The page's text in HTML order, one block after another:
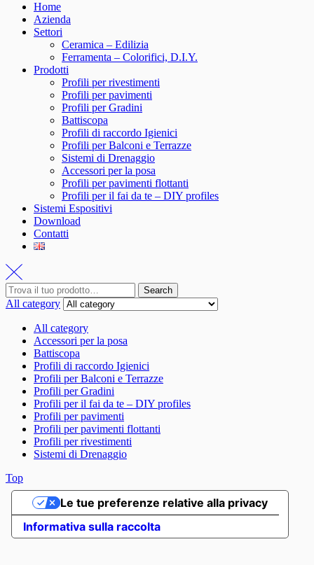
Home
Azienda
Settori
Ceramica – Edilizia
Ferramenta – Colorifici, D.I.Y.
Prodotti
Profili per rivestimenti
Profili per pavimenti
Profili per Gradini
Battiscopa
Profili di raccordo Igienici
Profili per Balconi e Terrazze
Sistemi di Drenaggio
Accessori per la posa
Profili per pavimenti flottanti
Profili per il fai da te – DIY profiles
Sistemi Espositivi
Download
Contatti
Search
All category
All category
Accessori per la posa
Battiscopa
Profili di raccordo Igienici
Profili per Balconi e Terrazze
Profili per Gradini
Profili per il fai da te – DIY profiles
Profili per pavimenti
Profili per pavimenti flottanti
Profili per rivestimenti
Sistemi di Drenaggio
Top
Informativa sulla raccolta
Le tue preferenze relative alla privacy